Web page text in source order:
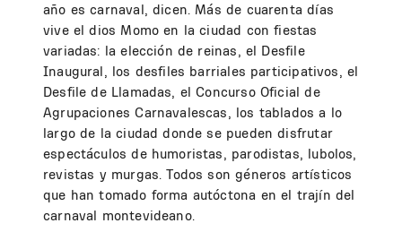
año es carnaval, dicen. Más de cuarenta días
vive el dios Momo en la ciudad con fiestas
variadas: la elección de reinas, el Desfile
Inaugural, los desfiles barriales participativos, el
Desfile de Llamadas, el Concurso Oficial de
Agrupaciones Carnavalescas, los tablados a lo
largo de la ciudad donde se pueden disfrutar
espectáculos de humoristas, parodistas, lubolos,
revistas y murgas. Todos son géneros artísticos
que han tomado forma autóctona en el trajín del
carnaval montevideano.